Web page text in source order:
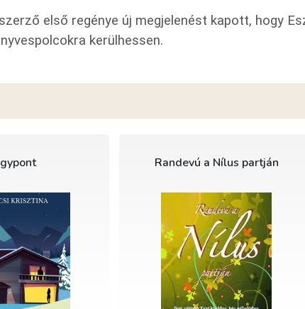
első regénye új megjelenést kapott, hogy
kerülhessen.
Randevú a Nílus partján